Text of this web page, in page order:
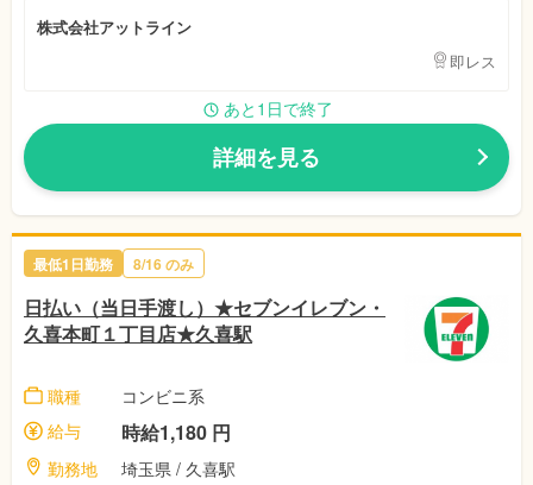
株式会社アットライン
即レス
あと1日で終了
詳細を見る
最低1日勤務 8/16 のみ
日払い（当日手渡し）★セブンイレブン・
久喜本町１丁目店★久喜駅
職種
コンビニ系
給与
時給1,180 円
勤務地 埼玉県 / 久喜駅